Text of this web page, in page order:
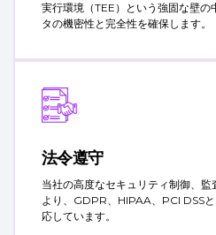
実行環境（TEE）という強固な壁の
タの機密性と完全性を確保します。
法令遵守
当社の高度なセキュリティ制御、
より、GDPR、HIPAA、PCI DSS
応しています。